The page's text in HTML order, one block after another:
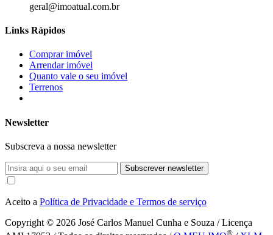
geral@imoatual.com.br
Links Rápidos
Comprar imóvel
Arrendar imóvel
Quanto vale o seu imóvel
Terrenos
Newsletter
Subscreva a nossa newsletter
Subscrever newsletter
Aceito a Política de Privacidade e Termos de serviço
Copyright © 2026 José Carlos Manuel Cunha e Souza / Licença
®